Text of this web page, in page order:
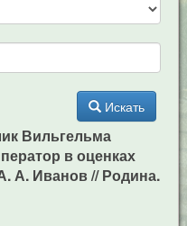
Искать
Вильгельма
в оценках
А. Иванов // Родина.